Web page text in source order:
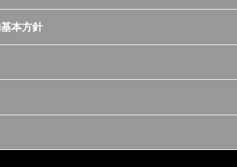
本方針